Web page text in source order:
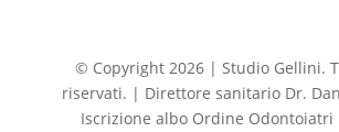
© Copyright 2026 | Studio Gellini.
riservati. | Direttore sanitario Dr.
Iscrizione albo Ordine Odontoiatri